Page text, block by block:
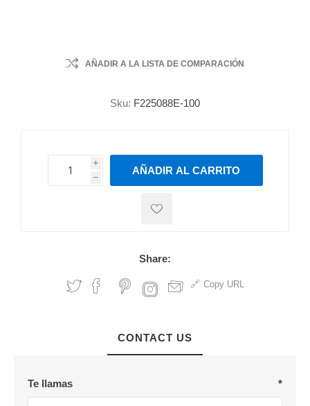
AÑADIR A LA LISTA DE COMPARACIÓN
Sku: F225088E-100
i
h
h
AÑADIR AL CARRITO
Share:
Copy URL
CONTACT US
Te llamas *